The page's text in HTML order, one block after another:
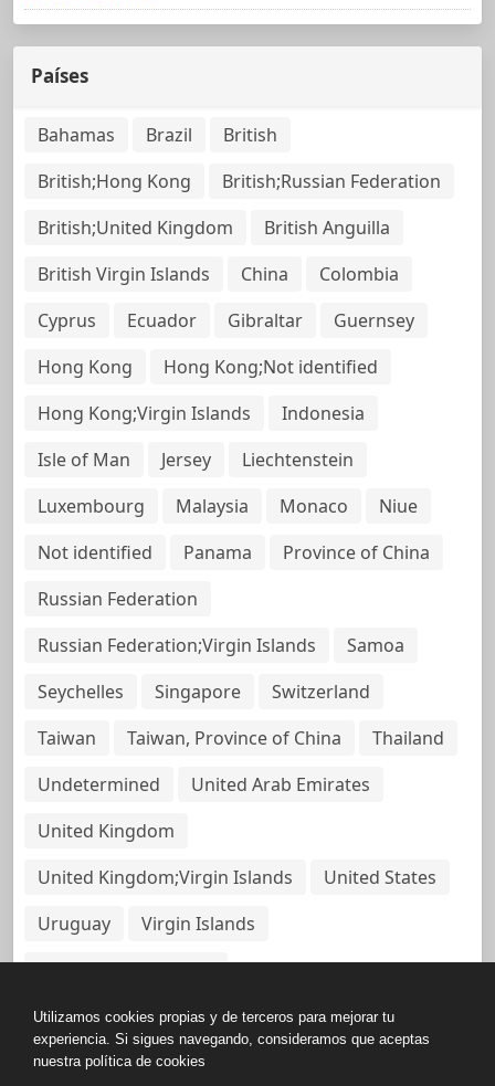
Países
Bahamas Brazil
British
British;Hong Kong
British;Russian Federation
British;United Kingdom
British Anguilla
British Virgin Islands
China
Colombia
Cyprus
Ecuador Gibraltar
Guernsey
Hong Kong
Hong Kong;Not identified
Hong Kong;Virgin Islands
Indonesia
Isle of Man
Jersey
Liechtenstein
Luxembourg
Malaysia Monaco
Niue
Not identified
Panama
Province of China
Russian Federation
Russian Federation;Virgin Islands
Samoa
Seychelles
Singapore
Switzerland
Taiwan
Taiwan, Province of China
Thailand
Undetermined
United Arab Emirates
United Kingdom
United Kingdom;Virgin Islands
United States
Uruguay
Virgin Islands
Virgin Islands, British
Utilizamos cookies propias y de terceros para mejorar tu
experiencia. Si sigues navegando, consideramos que aceptas
nuestra política de cookies